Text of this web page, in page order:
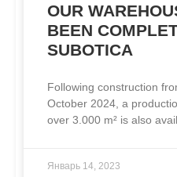
OUR
BEEN
SUBOTICA
Following construction
October 2024, a
over 3.000 m² is also
Январь 14, 2023